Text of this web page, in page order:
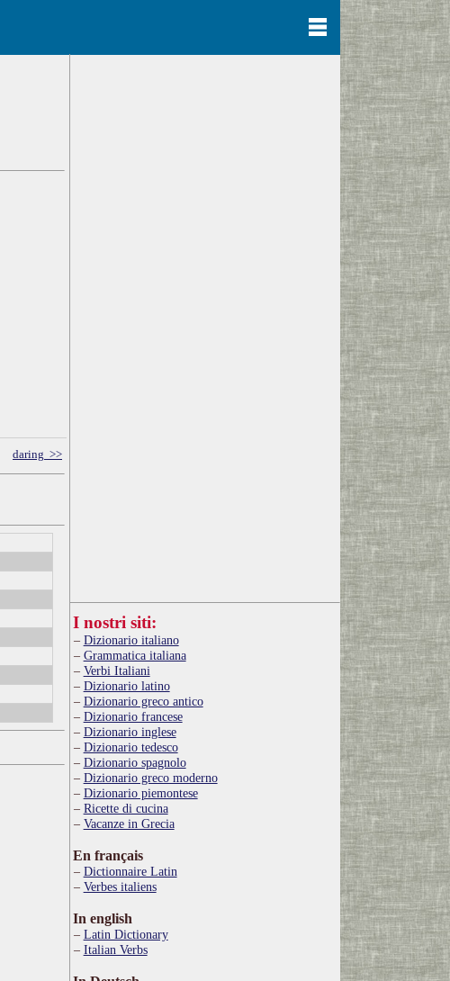
daring >>
I nostri siti:
Dizionario italiano
Grammatica italiana
Verbi Italiani
Dizionario latino
Dizionario greco antico
Dizionario francese
Dizionario inglese
Dizionario tedesco
Dizionario spagnolo
Dizionario greco moderno
Dizionario piemontese
Ricette di cucina
Vacanze in Grecia
En français
Dictionnaire Latin
Verbes italiens
In english
Latin Dictionary
Italian Verbs